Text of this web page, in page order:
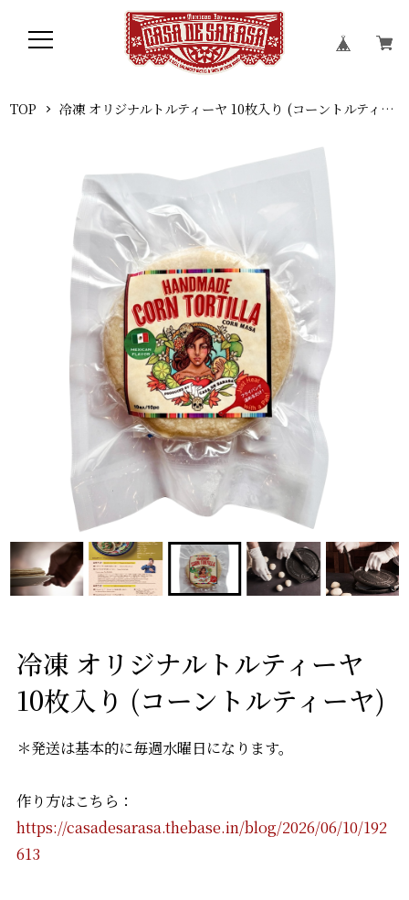
TOP 冷凍 オリジナルトルティーヤ 10枚入り (コーントルティーヤ)
冷凍 オリジナルトルティーヤ
10枚入り (コーントルティーヤ)
＊発送は基本的に毎週水曜日になります。
作り方はこちら：
https://casadesarasa.thebase.in/blog/2026/06/10/192
613